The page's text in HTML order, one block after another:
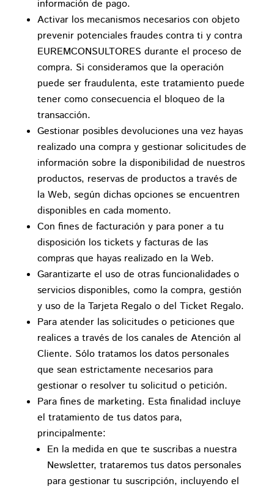
información de pago.
Activar los mecanismos necesarios con objeto
prevenir potenciales fraudes contra ti y contra
EUREMCONSULTORES durante el proceso de
compra. Si consideramos que la operación
puede ser fraudulenta, este tratamiento puede
tener como consecuencia el bloqueo de la
transacción.
Gestionar posibles devoluciones una vez hayas
realizado una compra y gestionar solicitudes de
información sobre la disponibilidad de nuestros
productos, reservas de productos a través de
la Web, según dichas opciones se encuentren
disponibles en cada momento.
Con fines de facturación y para poner a tu
disposición los tickets y facturas de las
compras que hayas realizado en la Web.
Garantizarte el uso de otras funcionalidades o
servicios disponibles, como la compra, gestión
y uso de la Tarjeta Regalo o del Ticket Regalo.
Para atender las solicitudes o peticiones que
realices a través de los canales de Atención al
Cliente. Sólo tratamos los datos personales
que sean estrictamente necesarios para
gestionar o resolver tu solicitud o petición.
Para fines de marketing. Esta finalidad incluye
el tratamiento de tus datos para,
principalmente:
En la medida en que te suscribas a nuestra
Newsletter, trataremos tus datos personales
para gestionar tu suscripción, incluyendo el